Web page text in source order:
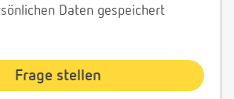
Daten gespeichert